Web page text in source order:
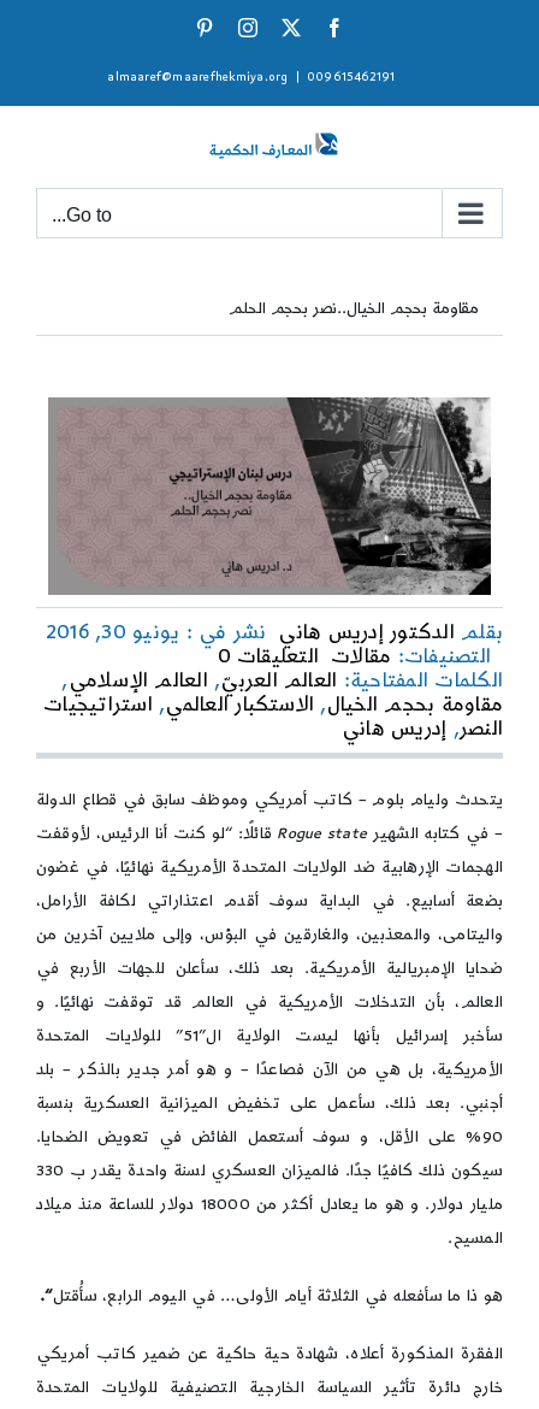
Facebook
X
Instagram
009615462191
almaaref@maarefhekmiya.org
Go to...
مقاومة بحجم الخيال..نصر بحجم الحلم
بقلم الدكتور إدريس هاني
نشر في : يونيو 30, 2016
التصنيفات: مقالات التعليقات 0
on
مقاومة
بحجم
الخيال..نصر
بحجم
الكلمات المفتاحية: العالم العربيّ, العالم الإسلامي ,
مقاومة بحجم الخيال, الاستكبار العالمي, استراتيجيات
النصر, إدريس هاني
يتحدث وليام بلوم – كاتب أمريكي وموظف سابق في قطاع الدولة
– في كتابه الشهير Rogue state قائلًا: “لو كنت أنا الرئيس، لأوقفت
الهجمات الإرهابية ضد الولايات المتحدة الأمريكية نهائيًا، في غضون
بضعة أسابيع. في البداية سوف أقدم اعتذاراتي لكافة الأرامل،
واليتامى، والمعذبين، والغارقين في البؤس، وإلى ملايين آخرين من
ضحايا الإمبريالية الأمريكية. بعد ذلك، سأعلن للجهات الأربع في
العالم، بأن التدخلات الأمريكية في العالم قد توقفت نهائيًا. و
سأخبر إسرائيل بأنها ليست الولاية ال”51” للولايات المتحدة
الأمريكية، بل هي من الآن فصاعدًا – و هو أمر جدير بالذكر – بلد
أجنبي. بعد ذلك، سأعمل على تخفيض الميزانية العسكرية بنسبة
90% على الأقل، و سوف أستعمل الفائض في تعويض الضحايا.
سيكون ذلك كافيًا جدًا. فالميزان العسكري لسنة واحدة يقدر ب 330
مليار دولار. و هو ما يعادل أكثر من 18000 دولار للساعة منذ ميلاد
المسيح.
هو ذا ما سأفعله في الثلاثة أيام الأولى… في اليوم الرابع، سأُقتل“.
الفقرة المذكورة أعلاه، شهادة حية حاكية عن ضمير كاتب أمريكي
خارج دائرة تأثير السياسة الخارجية التصنيفية للولايات المتحدة